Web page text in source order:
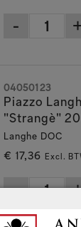
Piazzo
"Strangè"
Langhe DOC
€ 17,36 Excl.
04050123